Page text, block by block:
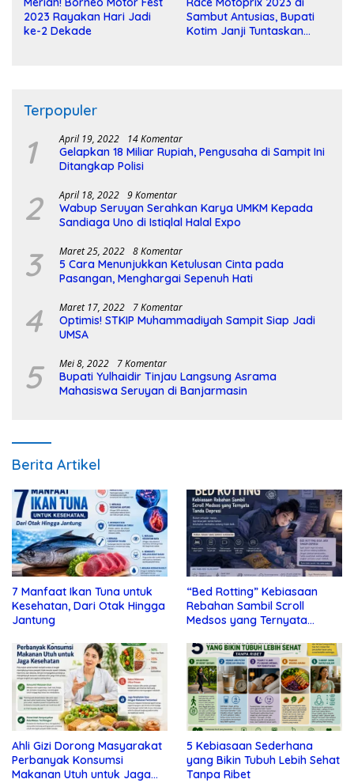
2023 Rayakan Hari Jadi
ke-2 Dekade
Sambut Antusias, Bupati
Kotim Janji Tuntaskan
Terpopuler
1 April 19, 2022 14 Komentar
Gelapkan 18 Miliar Rupiah, Pengusaha di Sampit Ini
Ditangkap Polisi
2 April 18, 2022 9 Komentar
Wabup Seruyan Serahkan Karya UMKM Kepada
Sandiaga Uno di Istiqlal Halal Expo
3 Maret 25, 2022 8 Komentar
5 Cara Menunjukkan Ketulusan Cinta pada
Pasangan, Menghargai Sepenuh Hati
4 Maret 17, 2022 7 Komentar
Optimis! STKIP Muhammadiyah Sampit Siap Jadi
UMSA
5 Mei 8, 2022 7 Komentar
Bupati Yulhaidir Tinjau Langsung Asrama
Mahasiswa Seruyan di Banjarmasin
Berita Artikel
7 Manfaat Ikan Tuna untuk
Kesehatan, Dari Otak Hingga
Jantung
“Bed Rotting” Kebiasaan
Rebahan Sambil Scroll
Medsos yang Ternyata
Ahli Gizi Dorong Masyarakat
Perbanyak Konsumsi
Makanan Utuh untuk Jaga
5 Kebiasaan Sederhana
yang Bikin Tubuh Lebih Sehat
Tanpa Ribet